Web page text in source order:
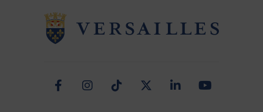
Facebook
Instagram
TikTokTwitter
Linkedin